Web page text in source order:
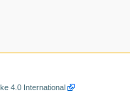
4.0 International